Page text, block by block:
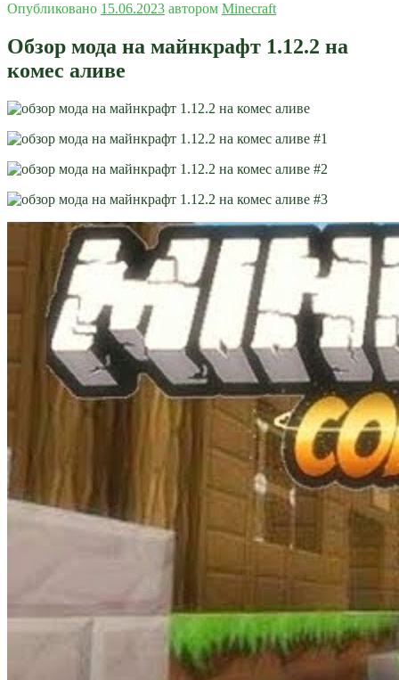
Опубликовано 15.06.2023 автором Minecraft
Обзор мода на майнкрафт 1.12.2 на
комес аливе